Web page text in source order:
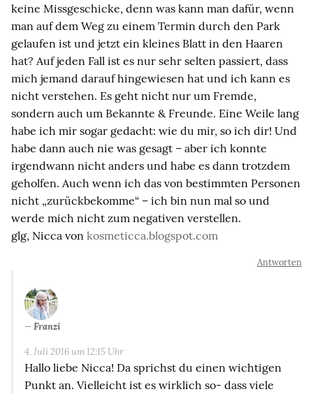
keine Missgeschicke, denn was kann man dafür, wenn
man auf dem Weg zu einem Termin durch den Park
gelaufen ist und jetzt ein kleines Blatt in den Haaren
hat? Auf jeden Fall ist es nur sehr selten passiert, dass
mich jemand darauf hingewiesen hat und ich kann es
nicht verstehen. Es geht nicht nur um Fremde,
sondern auch um Bekannte & Freunde. Eine Weile lang
habe ich mir sogar gedacht: wie du mir, so ich dir! Und
habe dann auch nie was gesagt – aber ich konnte
irgendwann nicht anders und habe es dann trotzdem
geholfen. Auch wenn ich das von bestimmten Personen
nicht „zurückbekomme“ – ich bin nun mal so und
werde mich nicht zum negativen verstellen.
glg, Nicca von kosmeticca.blogspot.com
Antworten
Franzi
4. Juli 2016 um 12:15 Uhr
Hallo liebe Nicca! Da sprichst du einen wichtigen
Punkt an. Vielleicht ist es wirklich so- dass viele